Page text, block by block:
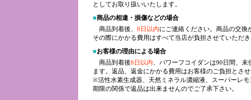
としてお取り扱いいたします。
■商品の相違・損傷などの場合
商品到着後、 8日以内にご連絡ください。商品の交換
その際にかかる費用はすべて当店が負担させていただき
■お客様の理由による場合
商品到着後8日以内、パワーフコイダンは90日間、
ます。返品、返金にかかる費用はお客様のご負担とさせ
※活性水素生成器、天然ミネラル濃縮液、スーパーレ
期限の関係で返品は出来ませんのでご了承下さい。